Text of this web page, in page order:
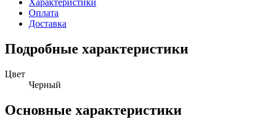
Оплата
Доставка
Подробные характеристики
Цвет
Черный
Основные характеристики